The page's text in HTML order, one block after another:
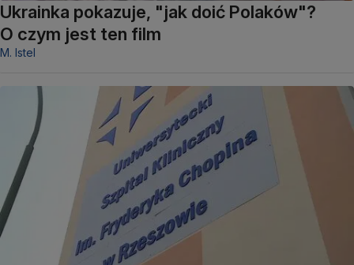
Ukrainka pokazuje, "jak doić Polaków"?
O czym jest ten film
M. Istel